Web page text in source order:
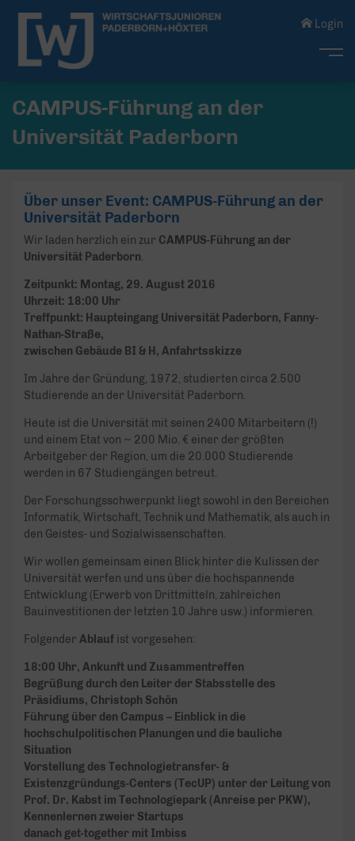
Login
CAMPUS-Führung an der
Universität Paderborn
Über unser Event: CAMPUS-Führung an der
Universität Paderborn
Wir laden herzlich ein zur CAMPUS-Führung an der
Universität Paderborn.
Zeitpunkt: Montag, 29. August 2016
Uhrzeit: 18:00 Uhr
Treffpunkt: Haupteingang Universität Paderborn, Fanny-
Nathan-Straße,
zwischen Gebäude BI & H, Anfahrtsskizze
Im Jahre der Gründung, 1972, studierten circa 2.500
Studierende an der Universität Paderborn.
Heute ist die Universität mit seinen 2400 Mitarbeitern (!)
und einem Etat von ~ 200 Mio. € einer der größten
Arbeitgeber der Region, um die 20.000 Studierende
werden in 67 Studiengängen betreut.
Der Forschungsschwerpunkt liegt sowohl in den Bereichen
Informatik, Wirtschaft, Technik und Mathematik, als auch in
den Geistes- und Sozialwissenschaften.
Wir wollen gemeinsam einen Blick hinter die Kulissen der
Universität werfen und uns über die hochspannende
Entwicklung (Erwerb von Drittmitteln, zahlreichen
Bauinvestitionen der letzten 10 Jahre usw.) informieren.
Folgender Ablauf ist vorgesehen:
18:00 Uhr, Ankunft und Zusammentreffen
Begrüßung durch den Leiter der Stabsstelle des
Präsidiums, Christoph Schön
Führung über den Campus – Einblick in die
hochschulpolitischen Planungen und die bauliche
Situation
Vorstellung des Technologietransfer- &
Existenzgründungs-Centers (TecUP) unter der Leitung von
Prof. Dr. Kabst im Technologiepark (Anreise per PKW),
Kennenlernen zweier Startups
danach get-together mit Imbiss